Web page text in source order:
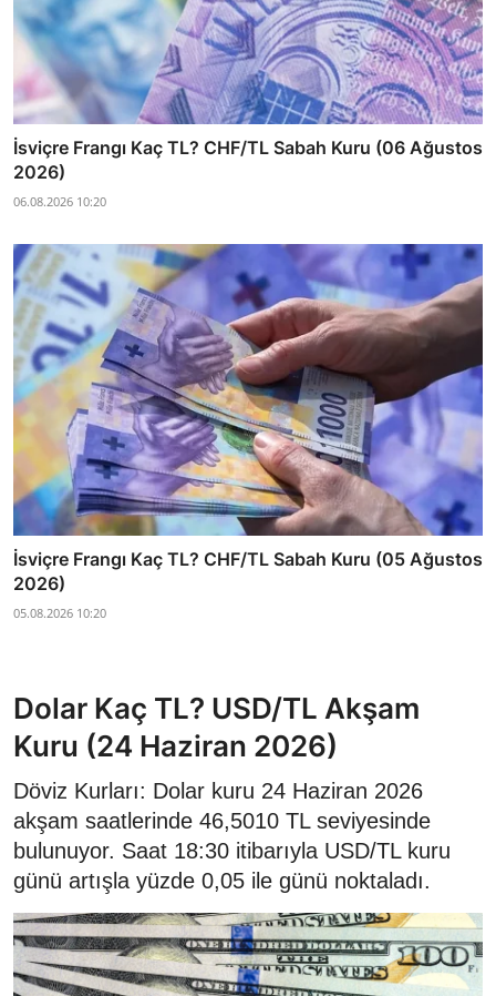
İsviçre Frangı Kaç TL? CHF/TL Sabah Kuru (06 Ağustos
2026)
06.08.2026 10:20
İsviçre Frangı Kaç TL? CHF/TL Sabah Kuru (05 Ağustos
2026)
05.08.2026 10:20
Dolar Kaç TL? USD/TL Akşam
Kuru (24 Haziran 2026)
Döviz Kurları: Dolar kuru 24 Haziran 2026
akşam saatlerinde 46,5010 TL seviyesinde
bulunuyor. Saat 18:30 itibarıyla USD/TL kuru
günü artışla yüzde 0,05 ile günü noktaladı.